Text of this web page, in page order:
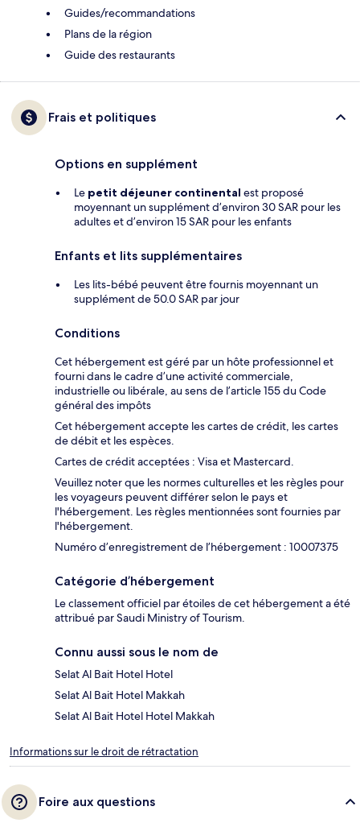
Guides/recommandations
Plans de la région
Guide des restaurants
Frais et politiques
Options en supplément
Le petit déjeuner continental est proposé
moyennant un supplément d’environ 30 SAR pour les
adultes et d’environ 15 SAR pour les enfants
Enfants et lits supplémentaires
Les lits-bébé peuvent être fournis moyennant un
supplément de 50.0 SAR par jour
Conditions
Cet hébergement est géré par un hôte professionnel et
fourni dans le cadre d’une activité commerciale,
industrielle ou libérale, au sens de l’article 155 du Code
général des impôts
Cet hébergement accepte les cartes de crédit, les cartes
de débit et les espèces.
Cartes de crédit acceptées : Visa et Mastercard.
Veuillez noter que les normes culturelles et les règles pour
les voyageurs peuvent différer selon le pays et
l'hébergement. Les règles mentionnées sont fournies par
l'hébergement.
Numéro d’enregistrement de l’hébergement : 10007375
Catégorie d’hébergement
Le classement officiel par étoiles de cet hébergement a été
attribué par Saudi Ministry of Tourism.
Connu aussi sous le nom de
Selat Al Bait Hotel Hotel
Selat Al Bait Hotel Makkah
Selat Al Bait Hotel Hotel Makkah
Informations sur le droit de rétractation
Foire aux questions